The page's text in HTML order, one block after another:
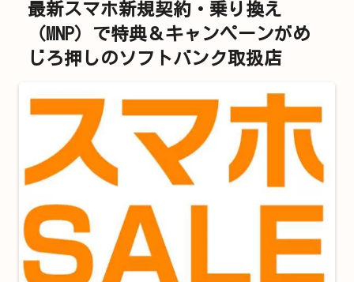
最新スマホ新規契約・乗り換え
（MNP）で特典＆キャンペーンがめ
じろ押しのソフトバンク取扱店